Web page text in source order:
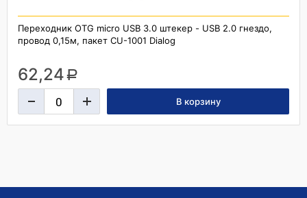
Переходник OTG micro USB 3.0 штекер - USB 2.0 гнездо,
провод 0,15м, пакет CU-1001 Dialog
62,24 a